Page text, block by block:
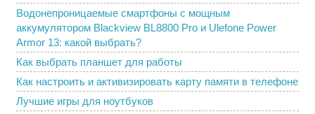
Водонепроницаемые смартфоны с мощным
аккумулятором Blackview BL8800 Pro и Ulefone Power
Armor 13: какой выбрать?
Как выбрать планшет для работы
Как настроить и активизировать карту памяти в телефоне
Лучшие игры для ноутбуков